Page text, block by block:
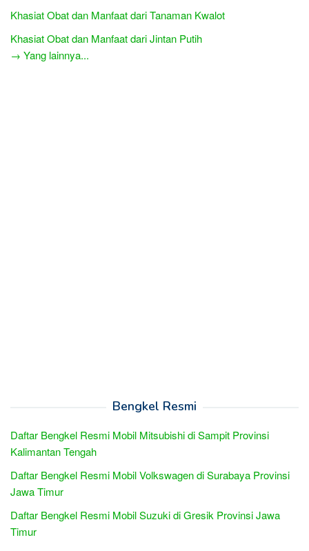
Khasiat Obat dan Manfaat dari Tanaman Kwalot
Khasiat Obat dan Manfaat dari Jintan Putih
→ Yang lainnya...
Bengkel Resmi
Daftar Bengkel Resmi Mobil Mitsubishi di Sampit Provinsi
Kalimantan Tengah
Daftar Bengkel Resmi Mobil Volkswagen di Surabaya Provinsi
Jawa Timur
Daftar Bengkel Resmi Mobil Suzuki di Gresik Provinsi Jawa
Timur